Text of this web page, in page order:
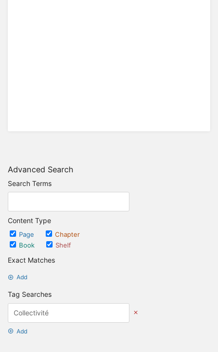
Advanced Search
Search Terms
Content Type
Page
Chapter
Book
Shelf
Exact Matches
Add
Tag Searches
Add